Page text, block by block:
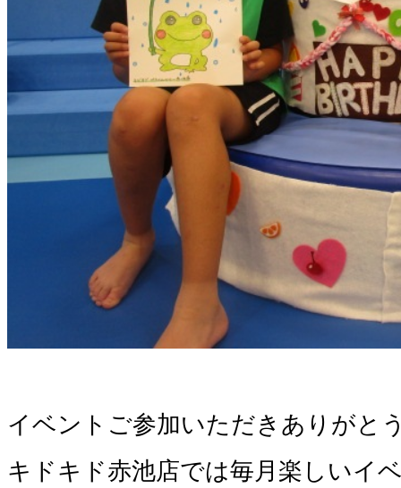
イベントご参加いただきありがと
キドキド赤池店では毎月楽しいイ